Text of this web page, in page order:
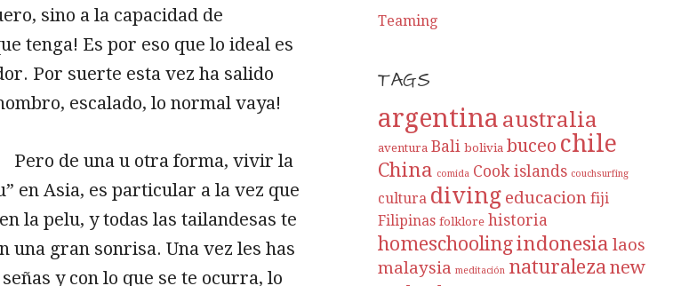
sino a la capacidad de
tenga! Es por eso que lo ideal es
Por suerte esta vez ha salido
escalado, lo normal vaya!
Pero de una u otra forma, vivir la
en Asia, es particular a la vez que
la pelu, y todas las tailandesas te
una gran sonrisa. Una vez les has
y con lo que se te ocurra, lo
Teaming
TAGS
argentina australia
aventura Bali bolivia buceo chile
China comida Cook islands couchsurfing
cultura diving educacion fiji
Filipinas folklore historia
homeschoolingindonesia laos
malaysia meditación naturalezanew